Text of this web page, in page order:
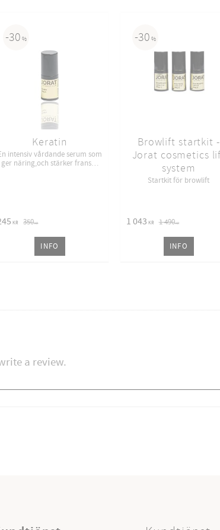
Keratin
intensiv vårdande serum som
ger näring,och stärker fransar
KR 350KR
30 %
INFO
Browlift startkit -
Jorat cosmetics
system
Startkit för browlift
1 043 KR 1 490KR
30 %
INFO